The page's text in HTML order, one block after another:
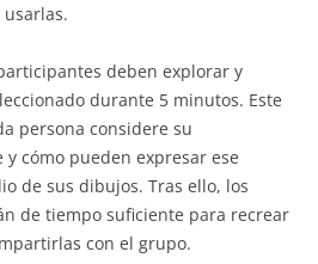
deben explorar y
durante 5 minutos. Este
persona considere su
cómo pueden expresar ese
de sus dibujos. Tras ello, los
de tiempo suficiente para recrear
con el grupo.